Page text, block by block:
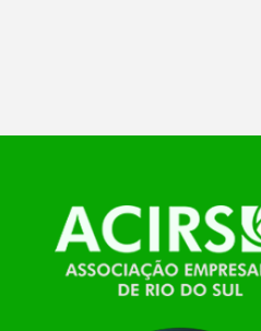
Única. O Voz Única
poder público com